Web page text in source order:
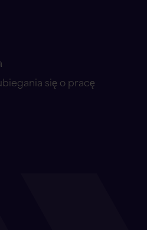
się o pracę